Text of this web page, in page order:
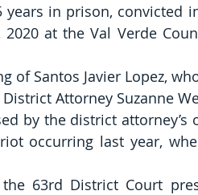
years in prison, convicted
at the Val Verde
of Santos Javier Lopez,
Attorney Suzanne
by the district attorney’s
occurring last year,
63rd District Court